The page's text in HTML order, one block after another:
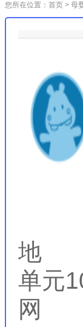
您所在位置： 首页 > 母
地 址
单元
网